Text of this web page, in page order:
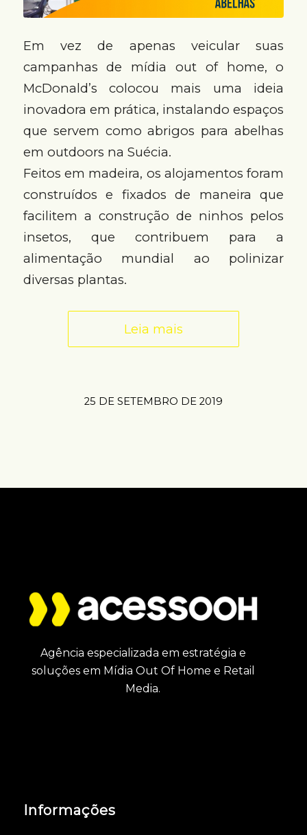
Em vez de apenas veicular suas
campanhas de mídia out of home, o
McDonald’s colocou mais uma ideia
inovadora em prática, instalando espaços
que servem como abrigos para abelhas
em outdoors na Suécia.
Feitos em madeira, os alojamentos foram
construídos e fixados de maneira que
facilitem a construção de ninhos pelos
insetos, que contribuem para a
alimentação mundial ao polinizar
diversas plantas.
Leia mais
25 DE SETEMBRO DE 2019
Agência especializada em estratégia e
soluções em Mídia Out Of Home e Retail
Media.
Informações